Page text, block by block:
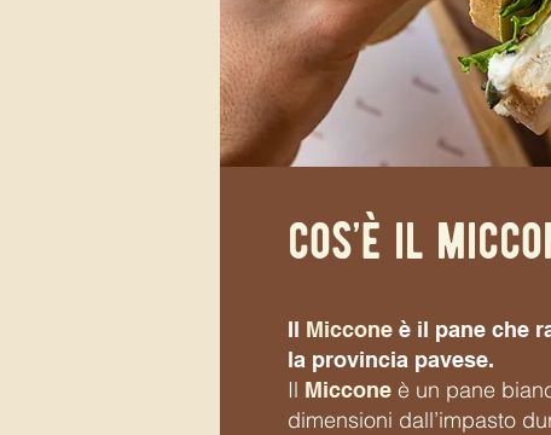
cos’è il
Il Miccone è il pane che
la provincia pavese.
Il Miccone è un pane
dimensioni dall’impasto